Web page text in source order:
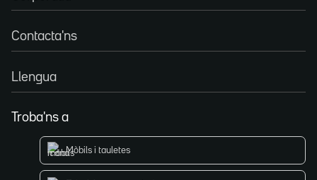
Contacta'ns
Llengua
Troba'ns a
Mòbils i tauletes